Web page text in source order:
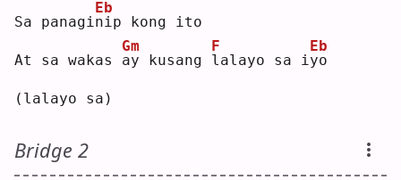
Sa panagin
Eb
ip kong ito
At sa wakas a
Gm
y kusang l
F
alayo sa iy
Eb
o
(lalayo sa)
Bridge 2